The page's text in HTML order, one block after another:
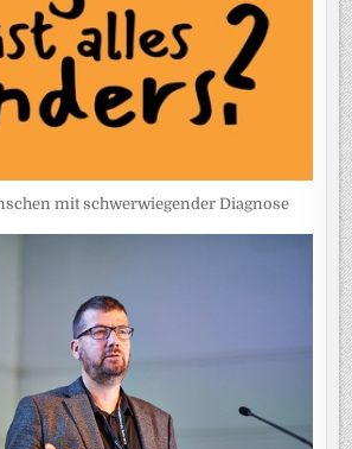
mit schwerwiegender Diagnose